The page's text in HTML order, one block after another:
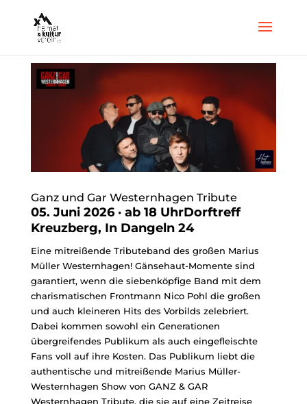
Ganz und Gar Westernhagen Tribute
05. Juni 2026 · ab 18 UhrDorftreff
Kreuzberg, In Dangeln 24
Eine mitreißende Tributeband des großen Marius
Müller Westernhagen! Gänsehaut-Momente sind
garantiert, wenn die siebenköpfige Band mit dem
charismatischen Frontmann Nico Pohl die großen
und auch kleineren Hits des Vorbilds zelebriert.
Dabei kommen sowohl ein Generationen
übergreifendes Publikum als auch eingefleischte
Fans voll auf ihre Kosten. Das Publikum liebt die
authentische und mitreißende Marius Müller-
Westernhagen Show von GANZ & GAR
Westernhagen Tribute, die sie auf eine Zeitreise